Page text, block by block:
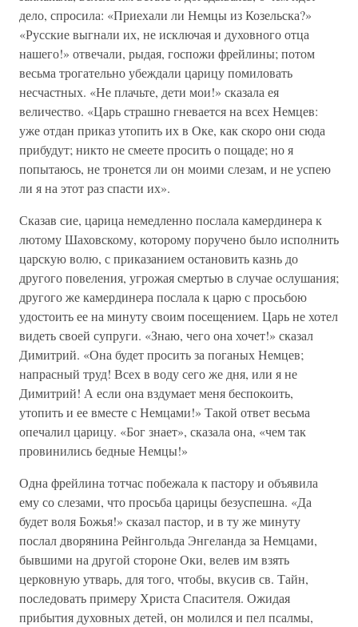
дело, спросила: «Приехали ли Немцы из Козельска?»
«Русские выгнали их, не исключая и духовного отца
нашего!» отвечали, рыдая, госпожи фрейлины; потом
весьма трогательно убеждали царицу помиловать
несчастных. «Не плачьте, дети мои!» сказала ея
величество. «Царь страшно гневается на всех Немцев:
уже отдан приказ утопить их в Оке, как скоро они сюда
прибудут; никто не смеете просить о пощаде; но я
попытаюсь, не тронется ли он моими слезам, и не успею
ли я на этот раз спасти их».
Сказав сие, царица немедленно послала камердинера к
лютому Шаховскому, которому поручено было исполнить
царскую волю, с приказанием остановить казнь до
другого повеления, угрожая смертью в случае ослушания;
другого же камердинера послала к царю с просьбою
удостоить ее на минуту своим посещением. Царь не хотел
видеть своей супруги. «Знаю, чего она хочет!» сказал
Димитрий. «Она будет просить за поганых Немцев;
напрасный труд! Всех в воду сего же дня, или я не
Димитрий! А если она вздумает меня беспокоить,
утопить и ее вместе с Немцами!» Такой ответ весьма
опечалил царицу. «Бог знает», сказала она, «чем так
провинились бедные Немцы!»
Одна фрейлина тотчас побежала к пастору и объявила
ему со слезами, что просьба царицы безуспешна. «Да
будет воля Божья!» сказал пастор, и в ту же минуту
послал дворянина Рейнгольда Энгеланда за Немцами,
бывшими на другой стороне Оки, велев им взять
церковную утварь, для того, чтобы, вкусив св. Тайн,
последовать примеру Христа Спасителя. Ожидая
прибытия духовных детей, он молился и пел псалмы,